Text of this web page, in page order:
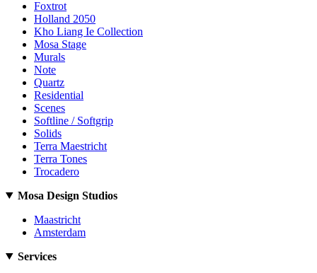
Foxtrot
Holland 2050
Kho Liang Ie Collection
Mosa Stage
Murals
Note
Quartz
Residential
Scenes
Softline / Softgrip
Solids
Terra Maestricht
Terra Tones
Trocadero
Mosa Design Studios
Maastricht
Amsterdam
Services